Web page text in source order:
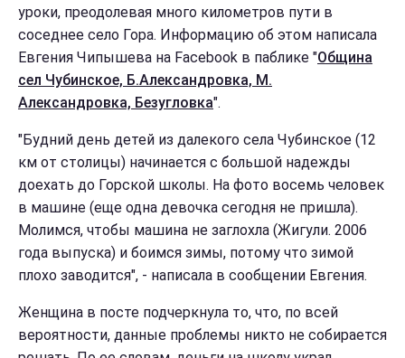
уроки, преодолевая много километров пути в
соседнее село Гора. Информацию об этом написала
Евгения Чипышева на Facebook в паблике "Община
сел Чубинское, Б.Александровка, М.
Александровка, Безугловка".
"Будний день детей из далекого села Чубинское (12
км от столицы) начинается с большой надежды
доехать до Горской школы. На фото восемь человек
в машине (еще одна девочка сегодня не пришла).
Молимся, чтобы машина не заглохла (Жигули. 2006
года выпуска) и боимся зимы, потому что зимой
плохо заводится", - написала в сообщении Евгения.
Женщина в посте подчеркнула то, что, по всей
вероятности, данные проблемы никто не собирается